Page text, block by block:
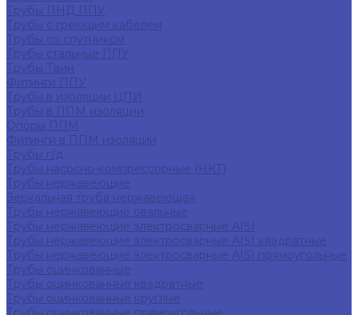
Трубы ПНД ППУ
Трубы с греющим кабелем
Трубы со спутником
Трубы стальные ППУ
Трубы Твин
Фитинги ППУ
Трубы в изоляции ЦПИ
Трубы в ППМ изоляции
Опоры ППМ
Фитинги в ППМ изоляции
Трубы г/д
Трубы насосно-компрессорные (НКТ)
Трубы нержавеющие
Зеркальная труба нержавеющая
Трубы нержавеющие овальные
Трубы нержавеющие электросварные AISI
Трубы нержавеющие электросварные AISI квадратные
Трубы нержавеющие электросварные AISI прямоугольные
Трубы оцинкованные
Трубы оцинкованные квадратные
Трубы оцинкованные круглые